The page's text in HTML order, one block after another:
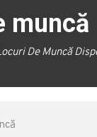
muncă
De Muncă